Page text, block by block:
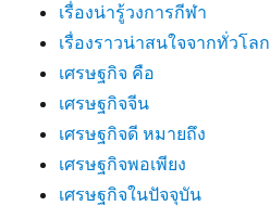
เรื่องน่ารู้วงการกีฬา
เรื่องราวน่าสนใจจากทั่วโลก
เศรษฐกิจ คือ
เศรษฐกิจจีน
เศรษฐกิจดี หมายถึง
เศรษฐกิจพอเพียง
เศรษฐกิจในปัจจุบัน